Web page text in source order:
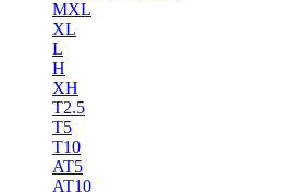
MXL
XL
L
H
XH
T2.5
T5
T10
AT5
AT10